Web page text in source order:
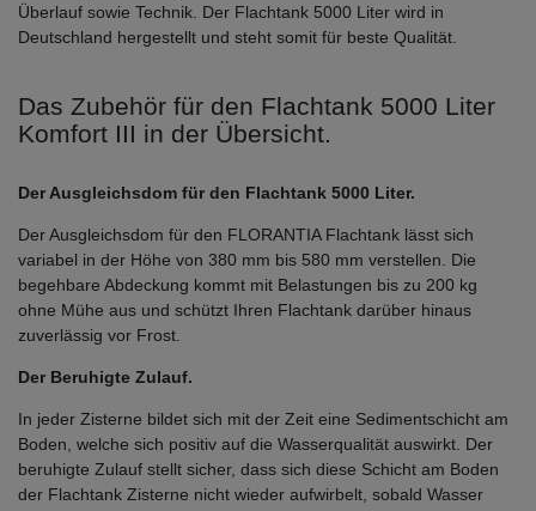
Überlauf sowie Technik. Der Flachtank 5000 Liter wird in
Deutschland hergestellt und steht somit für beste Qualität.
Das Zubehör für den Flachtank 5000 Liter
Komfort III in der Übersicht.
Der Ausgleichsdom für den Flachtank 5000 Liter.
Der Ausgleichsdom für den FLORANTIA Flachtank lässt sich
variabel in der Höhe von 380 mm bis 580 mm verstellen. Die
begehbare Abdeckung kommt mit Belastungen bis zu 200 kg
ohne Mühe aus und schützt Ihren Flachtank darüber hinaus
zuverlässig vor Frost.
Der Beruhigte Zulauf.
In jeder Zisterne bildet sich mit der Zeit eine Sedimentschicht am
Boden, welche sich positiv auf die Wasserqualität auswirkt. Der
beruhigte Zulauf stellt sicher, dass sich diese Schicht am Boden
der Flachtank Zisterne nicht wieder aufwirbelt, sobald Wasser